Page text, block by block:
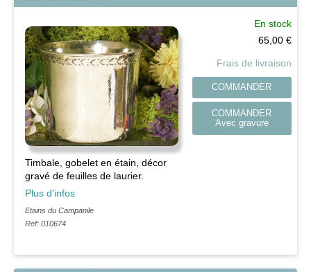
Timbale, gobelet en étain, décor
gravé de feuilles de laurier.
Plus d'infos
Etains du Campanile
Ref: 010674
En stock
65,00 €
Frais de livraison
COMMANDER
COMMANDER
Avec gravure